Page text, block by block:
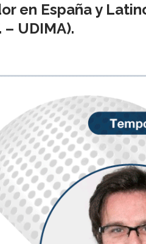
en España y
– UDIMA).